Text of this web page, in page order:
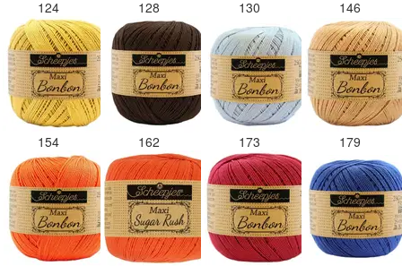
124 128 130 146
154 162 173 179